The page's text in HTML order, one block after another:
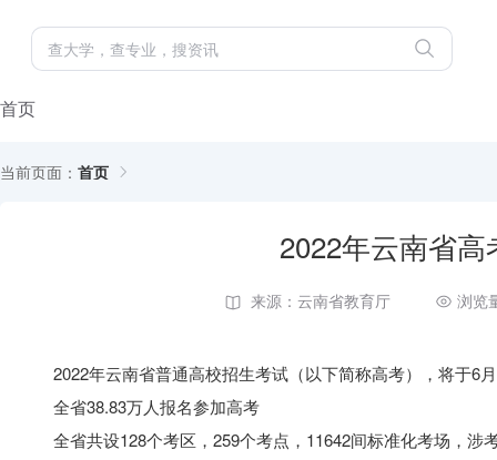
首页
当前页面： 首页
2022年云南省
来源：云南省教育厅 浏览
2022年云南省普通高校招生考试（以下简称高考），将于6
全省38.83万人报名参加高考
全省共设128个考区，259个考点，11642间标准化考场，